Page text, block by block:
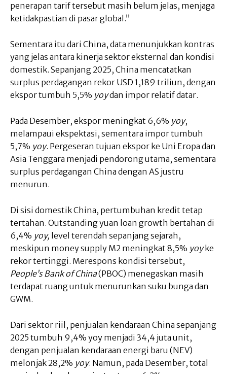
penerapan tarif tersebut masih belum jelas, menjaga
ketidakpastian di pasar global.”
Sementara itu dari China, data menunjukkan kontras
yang jelas antara kinerja sektor eksternal dan kondisi
domestik. Sepanjang 2025, China mencatatkan
surplus perdagangan rekor USD 1,189 triliun, dengan
ekspor tumbuh 5,5% yoydan impor relatif datar.
Pada Desember, ekspor meningkat 6,6% yoy,
melampaui ekspektasi, sementara impor tumbuh
5,7% yoy. Pergeseran tujuan ekspor ke Uni Eropa dan
Asia Tenggara menjadi pendorong utama, sementara
surplus perdagangan China dengan AS justru
menurun.
Di sisi domestik China, pertumbuhan kredit tetap
tertahan. Outstanding yuan loan growth bertahan di
6,4% yoy, level terendah sepanjang sejarah,
meskipun money supply M2 meningkat 8,5% yoyke
rekor tertinggi. Merespons kondisi tersebut,
People’s Bank of China(PBOC) menegaskan masih
terdapat ruang untuk menurunkan suku bunga dan
GWM.
Dari sektor riil, penjualan kendaraan China sepanjang
2025 tumbuh 9,4% yoy menjadi 34,4 juta unit,
dengan penjualan kendaraan energi baru (NEV)
melonjak 28,2% yoy. Namun, pada Desember, total